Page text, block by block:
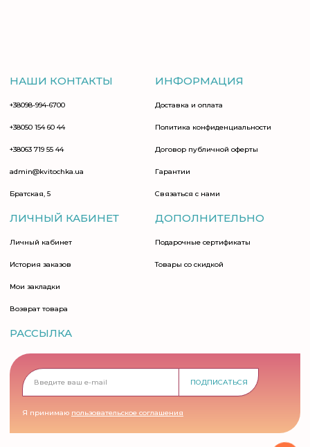
НАШИ КОНТАКТЫ
+38098-994-6700
+38050 154 60 44
+38063 719 55 44
admin@kvitochka.ua
Братская, 5
ИНФОРМАЦИЯ
Доставка и оплата
Политика конфиденциальности
Договор публичной оферты
Гарантии
Связаться с нами
ЛИЧНЫЙ КАБИНЕТ
Личный кабинет
История заказов
Мои закладки
Возврат товара
ДОПОЛНИТЕЛЬНО
Подарочные сертификаты
Товары со скидкой
РАССЫЛКА
ПОДПИСАТЬСЯ
Я принимаю пользовательское соглашения